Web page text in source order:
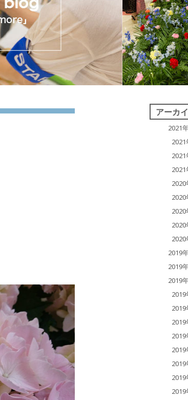
アーカ
2021
2021
2021
2021
2020
2020
2020
2020
2020
2019
2019
2019
2019
2019
2019
2019
2019
2019
2019
2019